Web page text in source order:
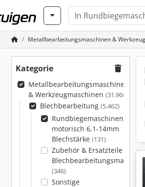
Metallbearbeitungsmaschinen &
Kategorie
Metallbearbeitungsmaschinen
& Werkzeugmaschinen (31.968)
Blechbearbeitung (5.462)
Rundbiegemaschinen
motorisch 6,1-14mm
Blechstärke (131)
Zubehör & Ersatzteile für
(346)
Sonstige